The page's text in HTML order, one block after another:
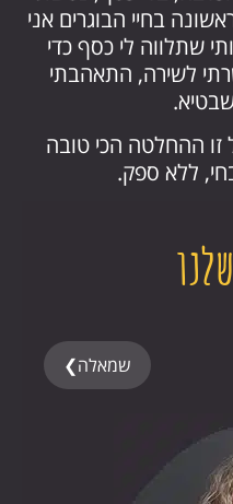
בחיי הבוגרים אני
שתלווה לי כסף כדי
לשירה, התאהבתי
ההחלטה הכי טובה
ללא ספק.
שמאלה❯